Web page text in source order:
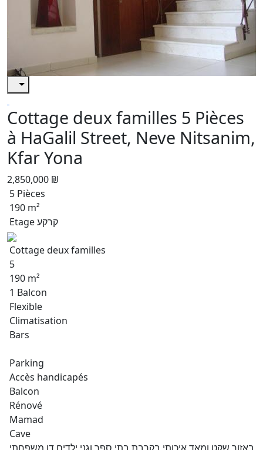
Cottage deux familles 5 Pièces
à HaGalil Street, Neve Nitsanim,
Kfar Yona
2,850,000 ₪
5 Pièces
190 m²
Etage קרקע
Cottage deux familles
5
190 m²
1 Balcon
Flexible
Climatisation
Bars
Parking
Accès handicapés
Balcon
Rénové
Mamad
Cave